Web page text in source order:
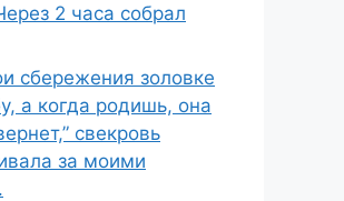
2 часа собрал
сбережения золовке
а когда родишь, она
свекровь
за моими